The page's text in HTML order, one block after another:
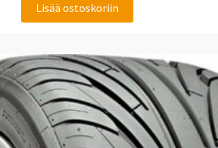
Lisää ostoskoriin